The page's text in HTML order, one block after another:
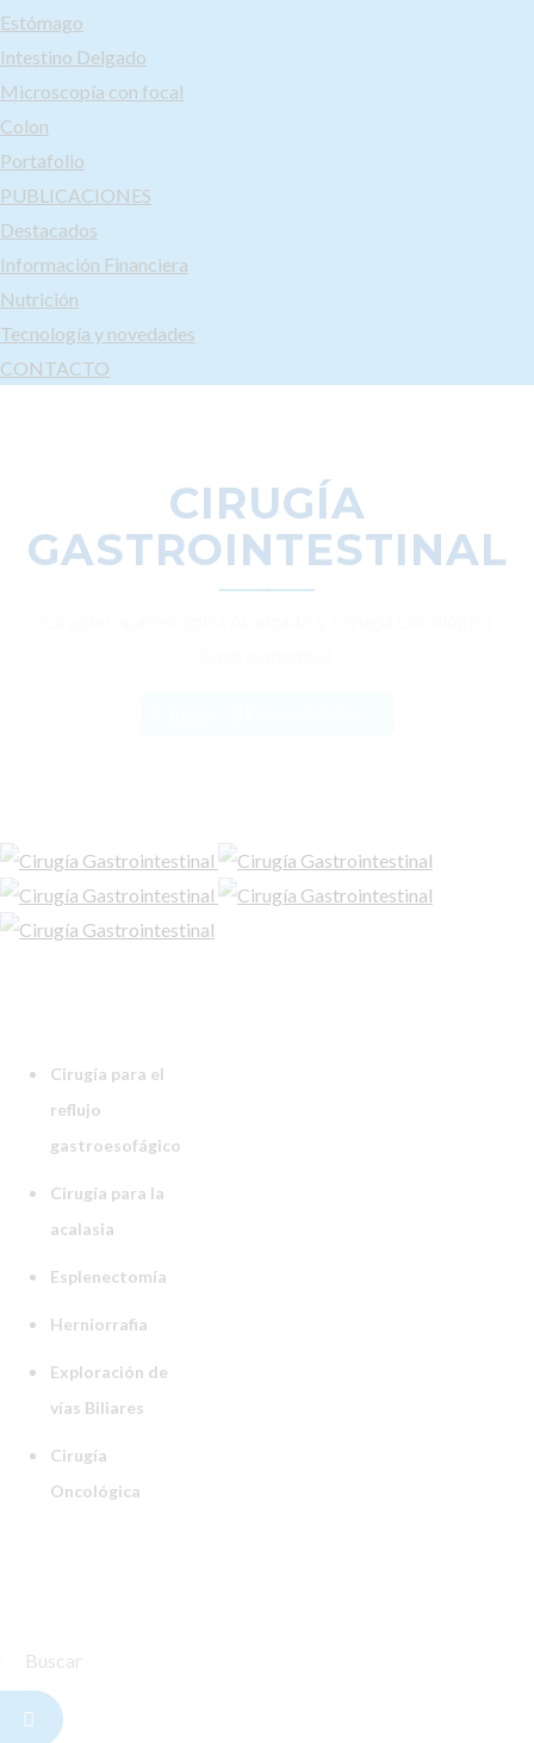
Estómago
Intestino Delgado
Microscopía con focal
Colon
Portafolio
PUBLICACIONES
Destacados
Información Financiera
Nutrición
Tecnología y novedades
CONTACTO
CIRUGÍA
GASTROINTESTINAL
Cirugía para el
reflujo
gastroesofágico
Cirugía para la
acalasia
Esplenectomía
Herniorrafia
Exploración de
vías Biliares
Cirugía
Oncológica